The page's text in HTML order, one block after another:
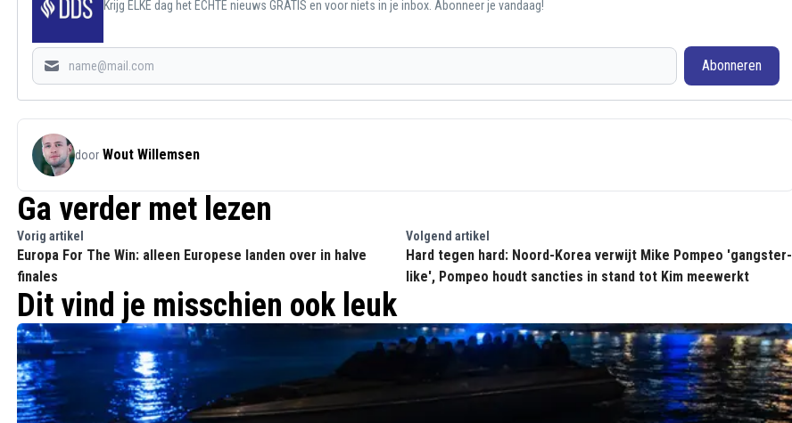
Krijg ELKE dag het ECHTE nieuws GRATIS en voor niets in je inbox. Abonneer je vandaag!
Abonneren
door Wout Willemsen
Ga verder met lezen
Vorig artikel
Europa For The Win: alleen Europese landen over in halve
finales
Volgend artikel
Hard tegen hard: Noord-Korea verwijt Mike Pompeo 'gangster-
like', Pompeo houdt sancties in stand tot Kim meewerkt
Dit vind je misschien ook leuk